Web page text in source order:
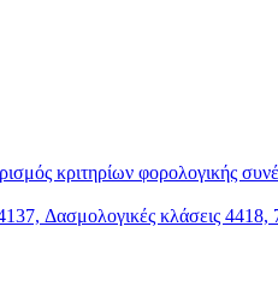
κριτηρίων φορολογικής
Δασμολογικές κλάσεις 4418,